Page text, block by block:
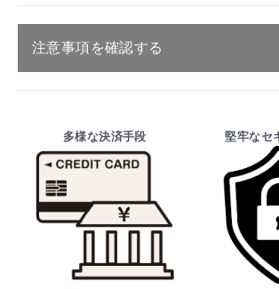
お買物を続ける カートへ
注意事項を確認する
・ご注文受付後、メーカーに適合
い、商品の価格・送料及び納期の
絡をしてからの決済となっており
そのため、ご注文後に適合確認
合しない場合はキャンセル可能で
※商品はメーカー品のため予告
変わる場合があります。
多様な決済手段 堅牢なセ